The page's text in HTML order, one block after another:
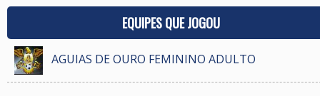
EQUIPES QUE JOGOU
AGUIAS DE OURO FEMININO ADULTO